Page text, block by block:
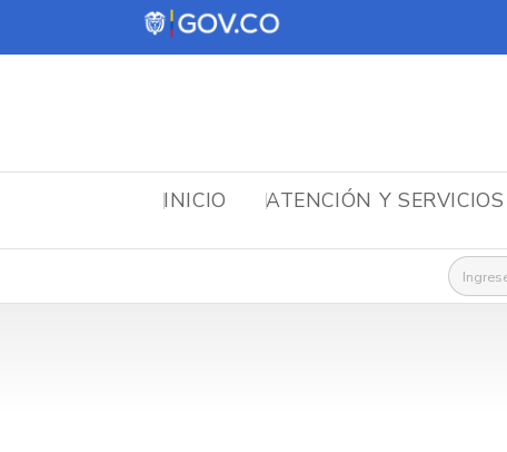
INICIO ATENCIÓN Y